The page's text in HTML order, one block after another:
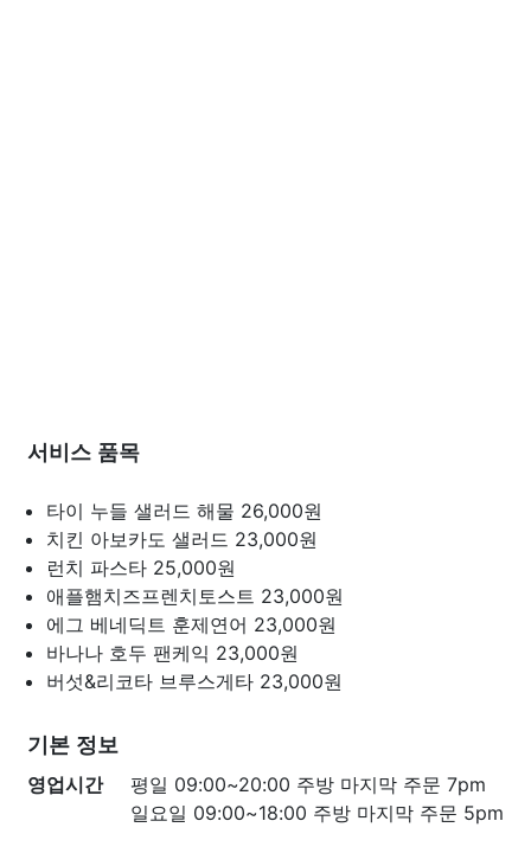
서비스 품목
타이 누들 샐러드 해물 26,000원
치킨 아보카도 샐러드 23,000원
런치 파스타 25,000원
애플햄치즈프렌치토스트 23,000원
에그 베네딕트 훈제연어 23,000원
바나나 호두 팬케익 23,000원
버섯&리코타 브루스게타 23,000원
기본 정보
영업시간
평일 09:00~20:00 주방 마지막 주문 7pm
일요일 09:00~18:00 주방 마지막 주문 5pm